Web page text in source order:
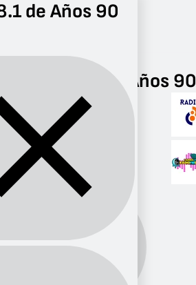
FM 88.1
FM 88.1 de Años 90
FM 88.1 de
90
Años
de Años 90